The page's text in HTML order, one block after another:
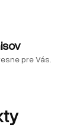
pre Vás.